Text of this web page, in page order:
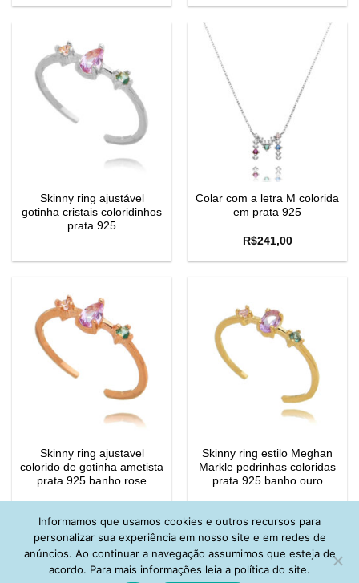
Skinny ring ajustável
gotinha cristais coloridinhos
prata 925
Colar com a letra M colorida
em prata 925
R$241,00
Skinny ring ajustavel
colorido de gotinha ametista
prata 925 banho rose
Skinny ring estilo Meghan
Markle pedrinhas coloridas
prata 925 banho ouro
Informamos que usamos cookies e outros recursos para
personalizar sua experiência em nosso site e em redes de
anúncios. Ao continuar a navegação assumimos que esteja de
acordo. Para mais informações leia a política do site.